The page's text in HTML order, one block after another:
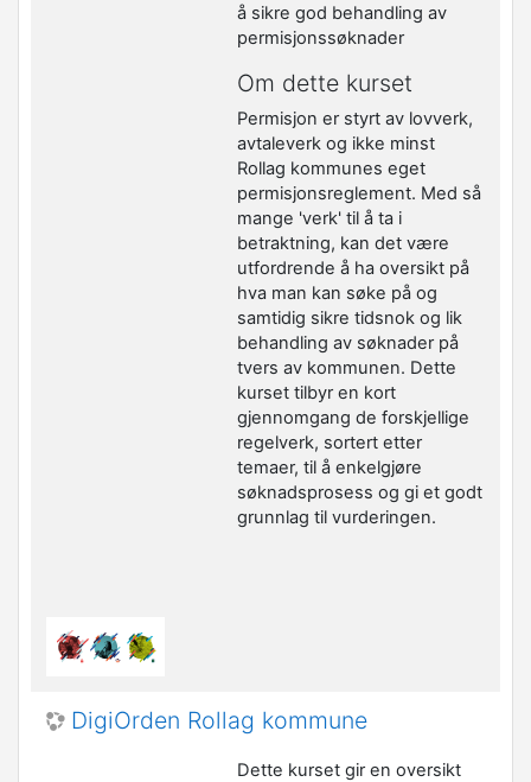
å sikre god behandling av
permisjonssøknader
Om dette kurset
Permisjon er styrt av lovverk,
avtaleverk og ikke minst
Rollag kommunes eget
permisjonsreglement. Med så
mange 'verk' til å ta i
betraktning, kan det være
utfordrende å ha oversikt på
hva man kan søke på og
samtidig sikre tidsnok og lik
behandling av søknader på
tvers av kommunen. Dette
kurset tilbyr en kort
gjennomgang de forskjellige
regelverk, sortert etter
temaer, til å enkelgjøre
søknadsprosess og gi et godt
grunnlag til vurderingen.
DigiOrden Rollag kommune
Dette kurset gir en oversikt